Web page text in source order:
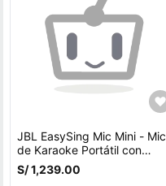
JBL EasySing Mic Mini - Mic
de Karaoke Portátil con
Control de Volumen y
Eliminación de
S/ 1,239.00